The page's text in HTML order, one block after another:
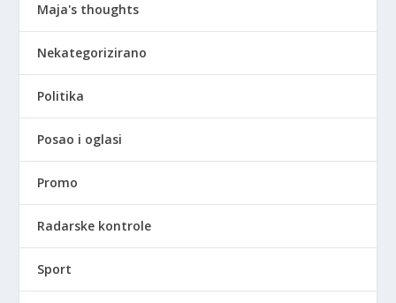
Maja's thoughts
Nekategorizirano
Politika
Posao i oglasi
Promo
Radarske kontrole
Sport